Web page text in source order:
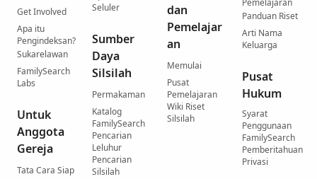
Get Involved
Apa itu
Pengindeksan?
Sukarelawan
FamilySearch
Labs
Untuk
Anggota
Gereja
Tata Cara Siap
Seluler
Sumber
Daya
Silsilah
Permakaman
Katalog
FamilySearch
Pencarian
Leluhur
Pencarian
Silsilah
dan
Pemelajar
an
Memulai
Pusat
Pemelajaran
Wiki Riset
Silsilah
Pemelajaran
Panduan Riset
Arti Nama
Keluarga
Pusat
Hukum
Syarat
Penggunaan
FamilySearch
Pemberitahuan
Privasi